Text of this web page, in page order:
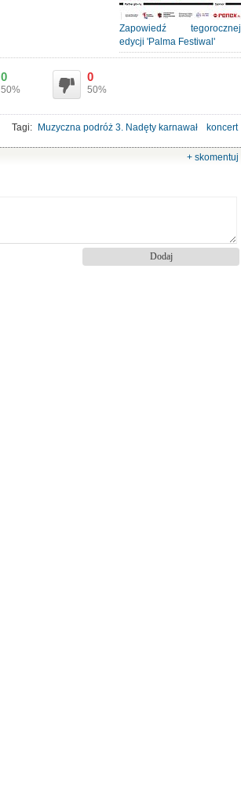
Zapowiedź tegorocznej
edycji 'Palma Festiwal'
0
50%
0
50%
Tagi: Muzyczna podróż 3. Nadęty karnawał
koncert
+ skomentuj